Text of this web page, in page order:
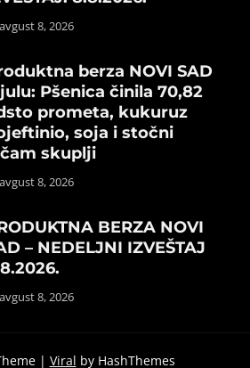
avgust 8, 2026
berza NOVI SAD
Pšenica činila 70,82
prometa, kukuruz
soja i stočni
skuplji
avgust 8, 2026
BERZA NOVI
– NEDELJNI IZVEŠTAJ
avgust 8, 2026
| Viral by HashThemes